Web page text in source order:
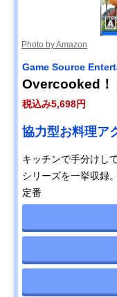
Photo by Amazon
Game Source
Overcooked！
税込み5,698円
協力型お料理ア
キッチンで手分けし
シリーズを一挙収録
定番